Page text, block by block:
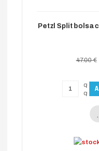
Petzl Split bolsa
47.00 €